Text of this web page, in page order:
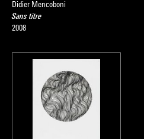
Didier Mencoboni
Sans titre
2008